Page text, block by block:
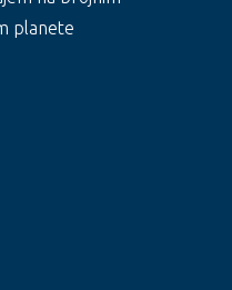
planete